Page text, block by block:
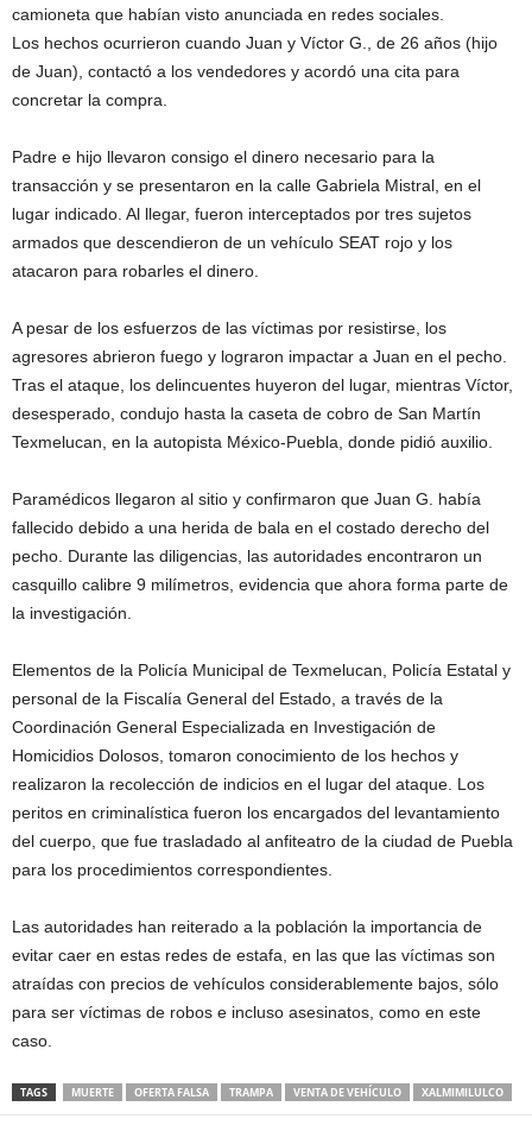
camioneta que habían visto anunciada en redes sociales.
Los hechos ocurrieron cuando Juan y Víctor G., de 26 años (hijo
de Juan), contactó a los vendedores y acordó una cita para
concretar la compra.
Padre e hijo llevaron consigo el dinero necesario para la
transacción y se presentaron en la calle Gabriela Mistral, en el
lugar indicado. Al llegar, fueron interceptados por tres sujetos
armados que descendieron de un vehículo SEAT rojo y los
atacaron para robarles el dinero.
A pesar de los esfuerzos de las víctimas por resistirse, los
agresores abrieron fuego y lograron impactar a Juan en el pecho.
Tras el ataque, los delincuentes huyeron del lugar, mientras Víctor,
desesperado, condujo hasta la caseta de cobro de San Martín
Texmelucan, en la autopista México-Puebla, donde pidió auxilio.
Paramédicos llegaron al sitio y confirmaron que Juan G. había
fallecido debido a una herida de bala en el costado derecho del
pecho. Durante las diligencias, las autoridades encontraron un
casquillo calibre 9 milímetros, evidencia que ahora forma parte de
la investigación.
Elementos de la Policía Municipal de Texmelucan, Policía Estatal y
personal de la Fiscalía General del Estado, a través de la
Coordinación General Especializada en Investigación de
Homicidios Dolosos, tomaron conocimiento de los hechos y
realizaron la recolección de indicios en el lugar del ataque. Los
peritos en criminalística fueron los encargados del levantamiento
del cuerpo, que fue trasladado al anfiteatro de la ciudad de Puebla
para los procedimientos correspondientes.
Las autoridades han reiterado a la población la importancia de
evitar caer en estas redes de estafa, en las que las víctimas son
atraídas con precios de vehículos considerablemente bajos, sólo
para ser víctimas de robos e incluso asesinatos, como en este
caso.
TAGS MUERTE OFERTA FALSA TRAMPA VENTA DE VEHÍCULO XALMIMILULCO